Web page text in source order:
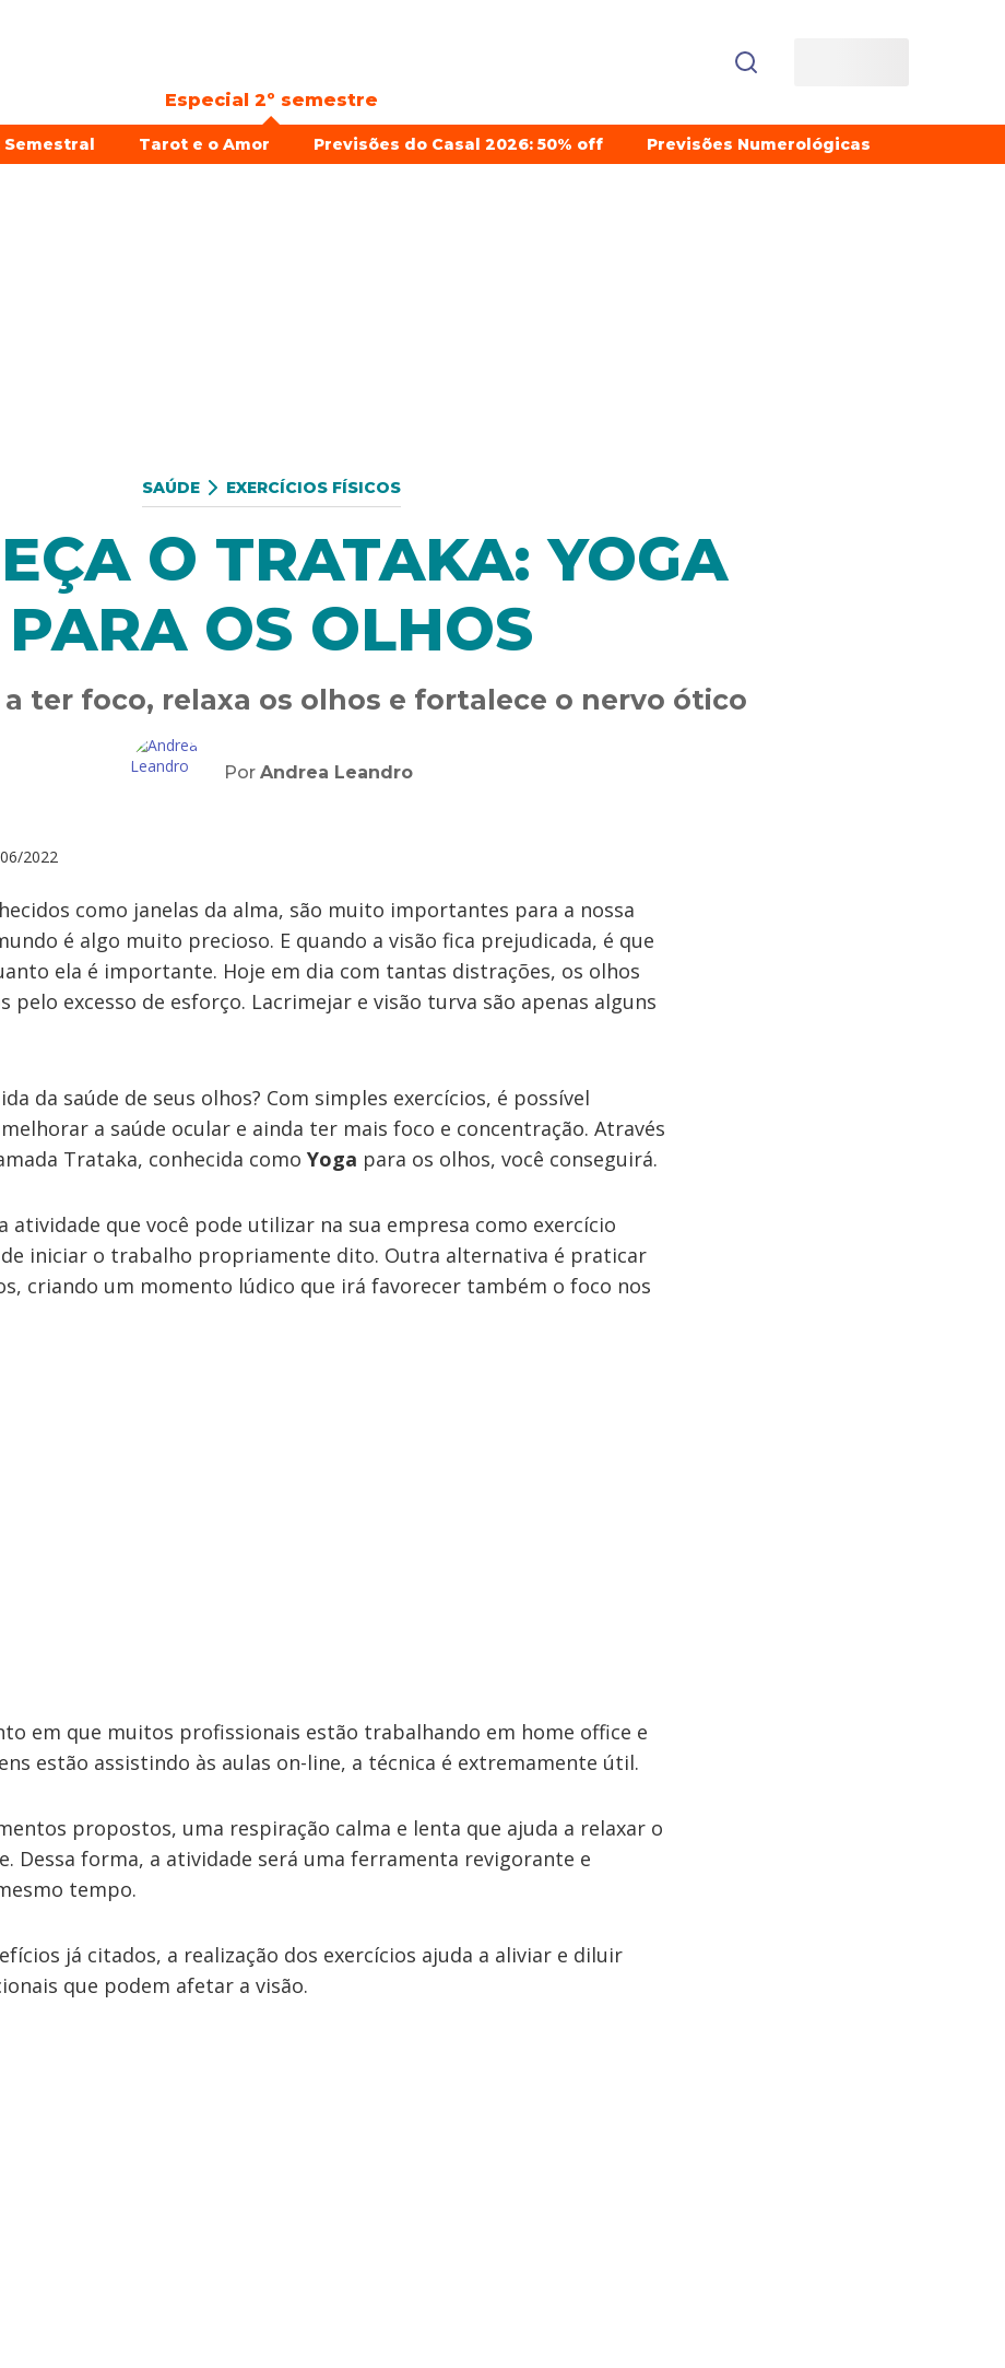
Especial 2º semestre
Tarot e o Amor Previsões do Casal 2026: 50% off Previsões Numerológicas
SAÚDE EXERCÍCIOS FÍSICOS
O TRATAKA: YOGA
PARA OS OLHOS
ter foco, relaxa os olhos e fortalece o nervo ótico
Por Andrea Leandro
2022
como janelas da alma, são muito importantes para a nossa
é algo muito precioso. E quando a visão fica prejudicada, é que
ela é importante. Hoje em dia com tantas distrações, os olhos
pelo excesso de esforço. Lacrimejar e visão turva são apenas alguns
da saúde de seus olhos? Com simples exercícios, é possível
a saúde ocular e ainda ter mais foco e concentração. Através
Trataka, conhecida como Yoga para os olhos, você conseguirá.
atividade que você pode utilizar na sua empresa como exercício
iniciar o trabalho propriamente dito. Outra alternativa é praticar
criando um momento lúdico que irá favorecer também o foco nos
em que muitos profissionais estão trabalhando em home office e
estão assistindo às aulas on-line, a técnica é extremamente útil.
propostos, uma respiração calma e lenta que ajuda a relaxar o
Dessa forma, a atividade será uma ferramenta revigorante e
tempo.
já citados, a realização dos exercícios ajuda a aliviar e diluir
que podem afetar a visão.